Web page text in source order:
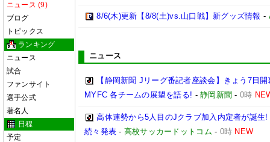
ニュース (9)
ブログ
トピックス
ランキング
ニュース
試合
ファンサイト
選手公式
著名人
日程
予定
8/6(木)更新【8/8(土)vs.山口戦】新グッズ情報 -
ニュース
【静岡新聞 Jリーグ番記者座談会】きょう7日
MYFC 各チームの展望を語る! -静岡新聞 - 0時
高体連勢から5人目のJクラブ加入内定者が誕
続々発表 - 高校サッカードットコム - 0時 NEW